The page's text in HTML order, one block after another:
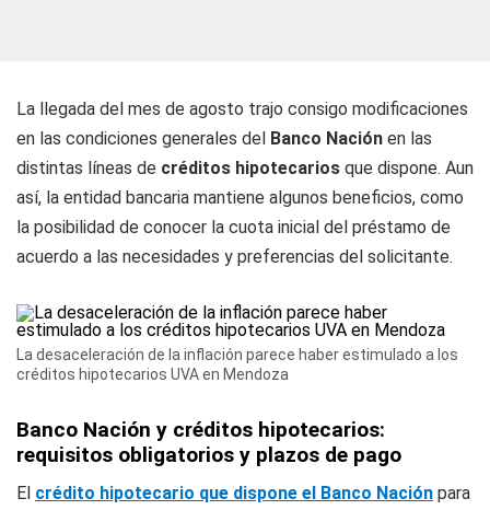
La llegada del mes de agosto trajo consigo modificaciones
en las condiciones generales del Banco Nación en las
distintas líneas de créditos hipotecarios que dispone. Aun
así, la entidad bancaria mantiene algunos beneficios, como
la posibilidad de conocer la cuota inicial del préstamo de
acuerdo a las necesidades y preferencias del solicitante.
La desaceleración de la inflación parece haber estimulado a los
créditos hipotecarios UVA en Mendoza
Banco Nación y créditos hipotecarios:
requisitos obligatorios y plazos de pago
El crédito hipotecario que dispone el Banco Nación para